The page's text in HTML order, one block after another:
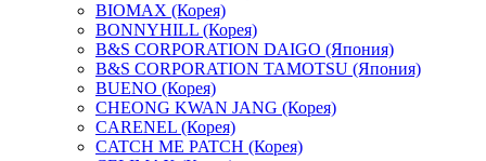
BIOMAX (Корея)
BONNYHILL (Корея)
B&S CORPORATION DAIGO (Япония)
B&S CORPORATION TAMOTSU (Япония)
BUENO (Корея)
CHEONG KWAN JANG (Корея)
CARENEL (Корея)
CATCH ME PATCH (Корея)